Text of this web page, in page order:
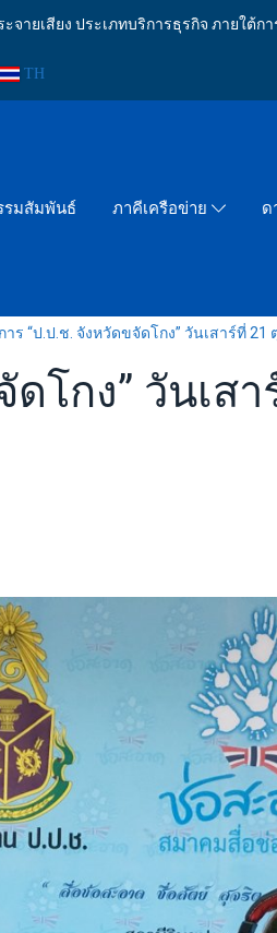
ายเสียง ประเภทบริการธุรกิจ ภายใ
TH
รมสัมพันธ์ ภาคีเครือข่าย ด
าร “ป.ป.ช. จังหวัดขจัดโกง” วันเสาร์ที่ 21
โกง” วันเส